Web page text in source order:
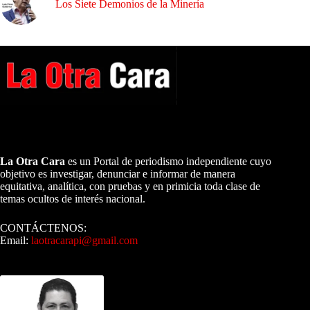
Los Siete Demonios de la Minería
La Otra Cara es un Portal de periodismo independiente cuyo
objetivo es investigar, denunciar e informar de manera
equitativa, analítica, con pruebas y en primicia toda clase de
temas ocultos de interés nacional.
CONTÁCTENOS:
Email: laotracarapi@gmail.com